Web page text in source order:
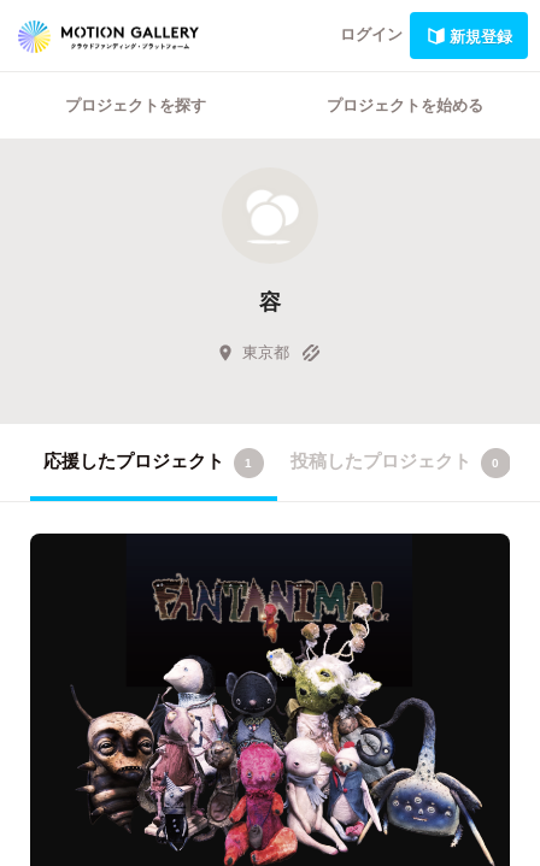
ログイン 新規登録
プロジェクトを探す プロジェクトを始める
容
東京都
応援したプロジェクト 1 投稿したプロジェクト 0